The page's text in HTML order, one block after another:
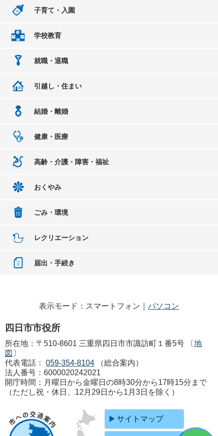
子育て・入園
学校教育
就職・退職
引越し・住まい
結婚・離婚
健康・医療
高齢・介護・障害・福祉
おくやみ
ごみ・環境
レクリエーション
届出・手続き
表示モード：スマートフォン｜ パソコン
四日市市役所
所在地：〒510-8601 三重県四日市市諏訪町１番5号 〔地
図 〕
代表電話：
059-354-8104
（総合案内）
法人番号：6000020242021
開庁時間：月曜日から金曜日の8時30分から17時15分まで
（ただし祝・休日、12月29日から1月3日を除く）
サイトマップ